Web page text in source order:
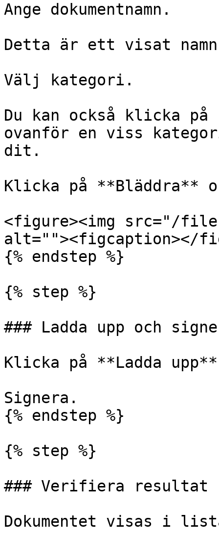
Ange dokumentnamn.
Detta är ett visat
Välj kategori.
Du kan också klicka på
ovanför en viss
dit.
Klicka på **Bläddra**
<figure><img src="/files/
alt=""><figcaption></
{% endstep %}
{% step %}
### Ladda upp och
Klicka på **Ladda
Signera.
{% endstep %}
{% step %}
### Verifiera resultat
Dokumentet visas i